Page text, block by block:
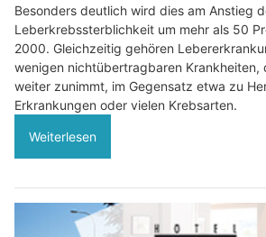
Besonders deutlich wird dies am Anstieg
Leberkrebssterblichkeit um mehr als 50
2000. Gleichzeitig gehören
wenigen nichtübertragbaren Krankheiten,
weiter zunimmt, im Gegensatz etwa zu
Erkrankungen oder vielen Krebsarten.
Weiterlesen